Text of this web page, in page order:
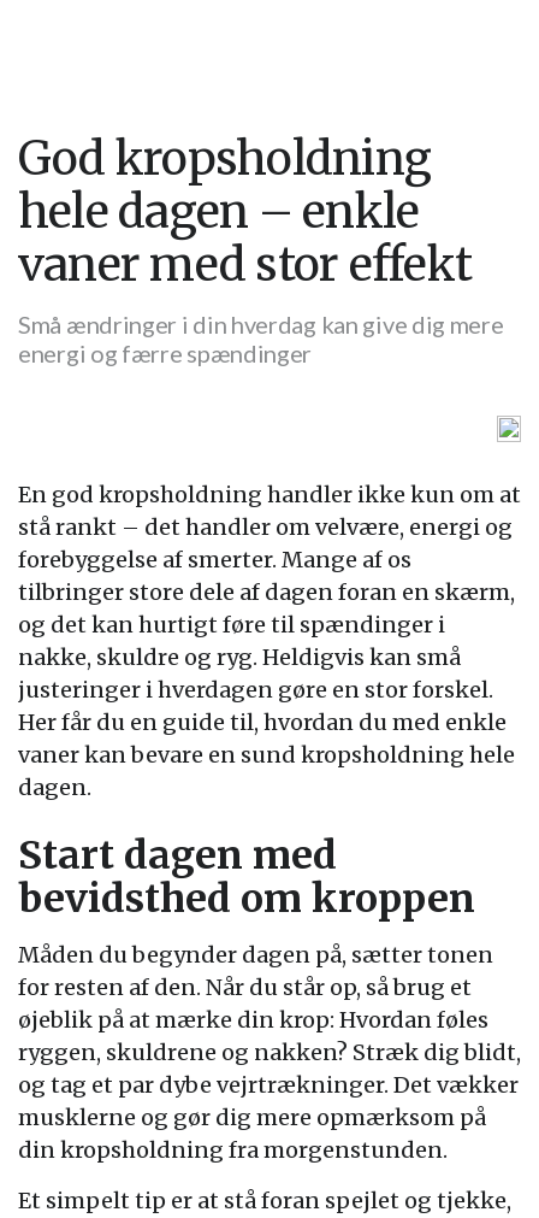
God kropsholdning
hele dagen – enkle
vaner med stor effekt
Små ændringer i din hverdag kan give dig mere
energi og færre spændinger
En god kropsholdning handler ikke kun om at
stå rankt – det handler om velvære, energi og
forebyggelse af smerter. Mange af os
tilbringer store dele af dagen foran en skærm,
og det kan hurtigt føre til spændinger i
nakke, skuldre og ryg. Heldigvis kan små
justeringer i hverdagen gøre en stor forskel.
Her får du en guide til, hvordan du med enkle
vaner kan bevare en sund kropsholdning hele
dagen.
Start dagen med
bevidsthed om kroppen
Måden du begynder dagen på, sætter tonen
for resten af den. Når du står op, så brug et
øjeblik på at mærke din krop: Hvordan føles
ryggen, skuldrene og nakken? Stræk dig blidt,
og tag et par dybe vejrtrækninger. Det vækker
musklerne og gør dig mere opmærksom på
din kropsholdning fra morgenstunden.
Et simpelt tip er at stå foran spejlet og tjekke,